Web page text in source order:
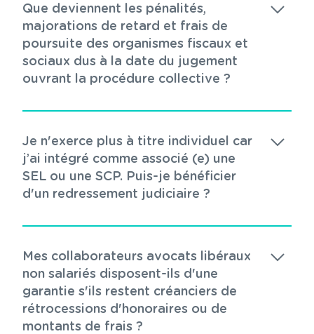
Que deviennent les pénalités,
majorations de retard et frais de
poursuite des organismes fiscaux et
sociaux dus à la date du jugement
ouvrant la procédure collective ?
Je n'exerce plus à titre individuel car
j’ai intégré comme associé (e) une
SEL ou une SCP. Puis-je bénéficier
d'un redressement judiciaire ?
Mes collaborateurs avocats libéraux
non salariés disposent-ils d'une
garantie s'ils restent créanciers de
rétrocessions d'honoraires ou de
montants de frais ?